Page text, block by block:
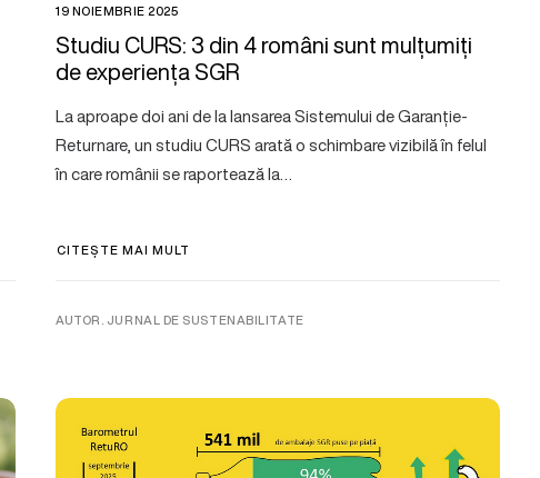
19 NOIEMBRIE 2025
Studiu CURS: 3 din 4 români sunt mulțumiți
de experiența SGR
La aproape doi ani de la lansarea Sistemului de Garanție-
Returnare, un studiu CURS arată o schimbare vizibilă în felul
în care românii se raportează la…
CITEȘTE MAI MULT
AUTOR. JURNAL DE SUSTENABILITATE